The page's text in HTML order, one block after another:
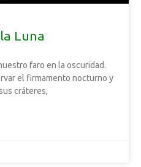
Luna
faro en la oscuridad.
el firmamento nocturno y
cráteres,